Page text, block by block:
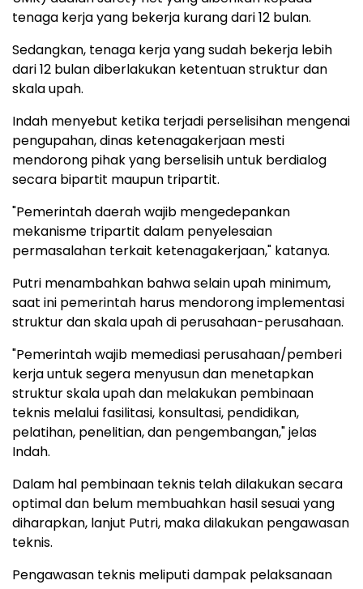
tenaga kerja yang bekerja kurang dari 12 bulan.
Sedangkan, tenaga kerja yang sudah bekerja lebih
dari 12 bulan diberlakukan ketentuan struktur dan
skala upah.
Indah menyebut ketika terjadi perselisihan mengenai
pengupahan, dinas ketenagakerjaan mesti
mendorong pihak yang berselisih untuk berdialog
secara bipartit maupun tripartit.
"Pemerintah daerah wajib mengedepankan
mekanisme tripartit dalam penyelesaian
permasalahan terkait ketenagakerjaan," katanya.
Putri menambahkan bahwa selain upah minimum,
saat ini pemerintah harus mendorong implementasi
struktur dan skala upah di perusahaan-perusahaan.
"Pemerintah wajib memediasi perusahaan/pemberi
kerja untuk segera menyusun dan menetapkan
struktur skala upah dan melakukan pembinaan
teknis melalui fasilitasi, konsultasi, pendidikan,
pelatihan, penelitian, dan pengembangan," jelas
Indah.
Dalam hal pembinaan teknis telah dilakukan secara
optimal dan belum membuahkan hasil sesuai yang
diharapkan, lanjut Putri, maka dilakukan pengawasan
teknis.
Pengawasan teknis meliputi dampak pelaksanaan